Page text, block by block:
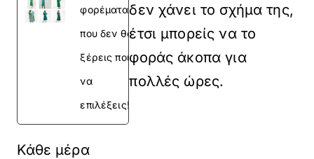
φορέματα
που δεν θα
ξέρεις ποιο
να
επιλέξεις!
Κάθε μέρα
δεν χάνει το σχήμα της,
έτσι μπορείς να το
φοράς άκοπα για
πολλές ώρες.